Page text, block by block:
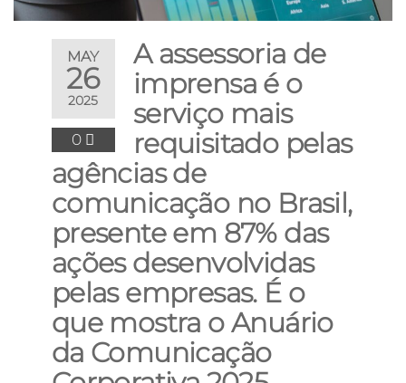
MAY
26
2025
0
A assessoria de
imprensa é o
serviço mais
requisitado pelas
agências de
comunicação no Brasil,
presente em 87% das
ações desenvolvidas
pelas empresas. É o
que mostra o Anuário
da Comunicação